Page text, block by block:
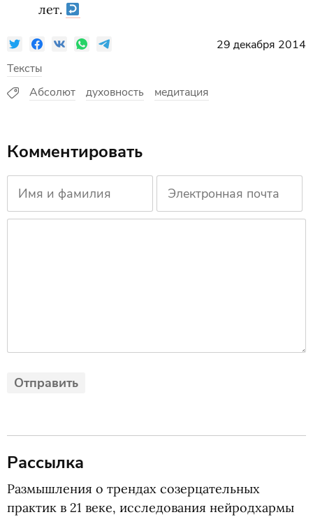
лет.
29 декабря 2014
Тексты
Абсолют
духовность медитация
Комментировать
Рассылка
Размышления о трендах созерцательных
практик в 21 веке, исследования нейродхармы